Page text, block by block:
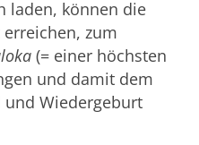
laden, können die
zum
(= einer höchsten
und damit dem
und Wiedergeburt